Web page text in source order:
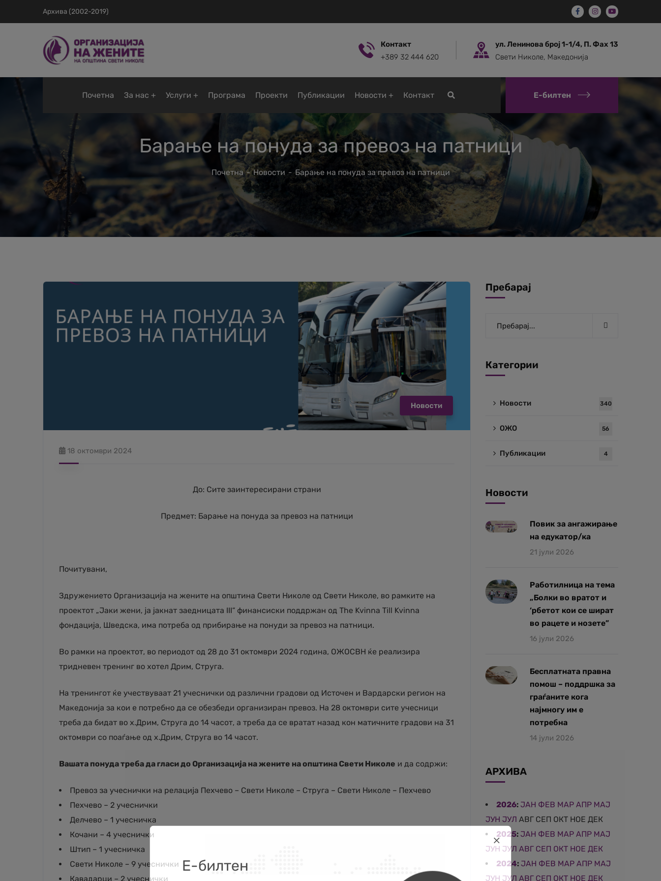
Архива (2002-2019)
Контакт
+389 32 444 620
ул. Ленинова број 1-1/4, П. Фах 13
Свети Николе, Македонија
Почетна За нас Услуги Програмa Проекти Публикации Новости Контакт Е-билтен
Барање на понуда за превоз на патници
Почетна Новости Барање на понуда за превоз на патници
Новости
18 октомври 2024
До: Сите заинтересирани страни
Предмет: Барање на понуда за превоз на патници
Почитувани,
Здружението Организација на жените на општина Свети Николе од Свети Николе, во рамките на
проектот „Јаки жени, ја јакнат заедницата III“ финансиски поддржан од The Kvinna Till Kvinna
фондација, Шведска, има потреба од прибирање на понуди за превоз на патници.
Во рамки на проектот, во периодот од 28 до 31 октомври 2024 година, ОЖОСВН ќе реализира
тридневен тренинг во хотел Дрим, Струга.
На тренингот ќе учествуваат 21 учеснички од различни градови од Источен и Вардарски регион на
Македонија за кои е потребно да се обезбеди организиран превоз. На 28 октомври сите учесници
треба да бидат во х.Дрим, Струга до 14 часот, а треба да се вратат назад кон матичните градови на 31
октомври со поаѓање од х.Дрим, Струга во 14 часот.
Вашата понуда треба да гласи до Организација на жените на општина Свети Николе и да содржи:
Превоз за учеснички на релација Пехчево – Свети Николе – Струга – Свети Николе – Пехчево
Пехчево – 2 учеснички
Делчево – 1 учесничка
Кочани – 4 учеснички
Штип – 1 учесничка
Свети Николе – 9 учеснички
Кавадарци – 2 учеснички
Пребарај
Категории
Новости 340
ОЖО 56
Публикации 4
Новости
Повик за ангажирање
на едукатор/ка
21 јули 2026
Работилница на тема
„Болки во вратот и
‘рбетот кои се шират
во рацете и нозете”
16 јули 2026
Бесплатната правна
помош – поддршка за
граѓаните кога
најмногу им е
потребна
14 јули 2026
АРХИВА
2026: ЈАН ФЕВ МАР АПР МАЈ
ЈУН ЈУЛ АВГ СЕП ОКТ НОЕ ДЕК
2025: ЈАН ФЕВ МАР АПР МАЈ
ЈУН ЈУЛ АВГ СЕП ОКТ НОЕ ДЕК
2024: ЈАН ФЕВ МАР АПР МАЈ
ЈУН ЈУЛ АВГ СЕП ОКТ НОЕ ДЕК
Е-билтен